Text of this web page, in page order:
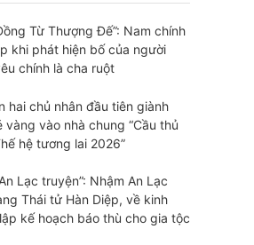
Từ Thượng Đế”: Nam chính
khi phát hiện bố của người
chính là cha ruột
hai chủ nhân đầu tiên giành
vàng vào nhà chung “Cầu thủ
hệ tương lai 2026”
Lạc truyện”: Nhậm An Lạc
Thái tử Hàn Diệp, về kinh
kế hoạch báo thù cho gia tộc